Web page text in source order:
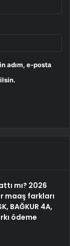
adım, e-posta
mı? 2026
maaş farkları
BAĞKUR 4A,
ödeme